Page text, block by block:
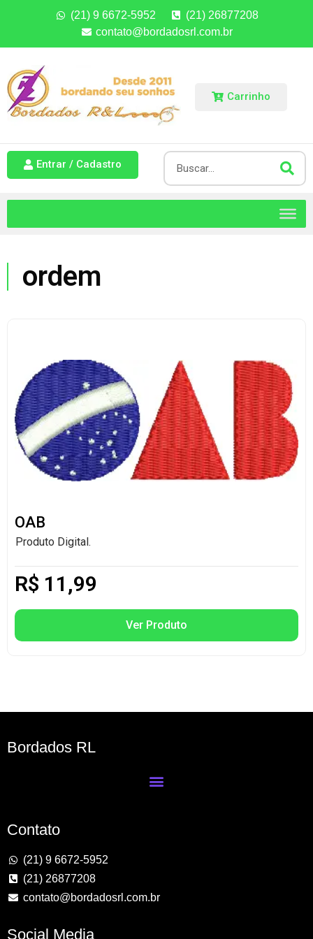
(21) 9 6672-5952
(21) 26877208
contato@bordadosrl.com.br
Carrinho
Entrar / Cadastro
ordem
OAB
Produto Digital.
R$ 11,99
Ver Produto
Bordados RL
Contato
(21) 9 6672-5952
(21) 26877208
contato@bordadosrl.com.br
Social Media